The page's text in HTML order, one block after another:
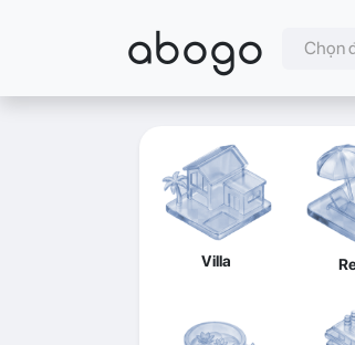
abogo Chọn
Villa